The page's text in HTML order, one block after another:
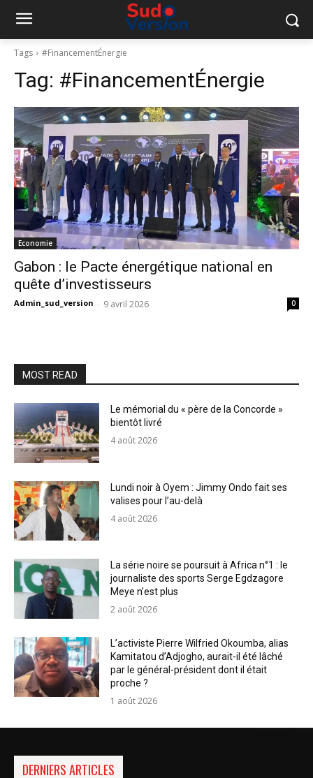
Tags #FinancementÉnergie
Tag: #FinancementÉnergie
Economie
Gabon : le Pacte énergétique national en
quête d’investisseurs
Admin_sud_version - 9 avril 2026 0
MOST READ
Le mémorial du « père de la Concorde »
bientôt livré
4 août 2026
Lundi noir à Oyem : Jimmy Ondo fait ses
valises pour l’au-delà
4 août 2026
La série noire se poursuit à Africa n°1 : le
journaliste des sports Serge Egdzagore
Meye n’est plus
2 août 2026
L’activiste Pierre Wilfried Okoumba, alias
Kamitatou d’Adjogho, aurait-il été lâché
par le général-président dont il était
proche ?
1 août 2026
DERNIERS ARTICLES